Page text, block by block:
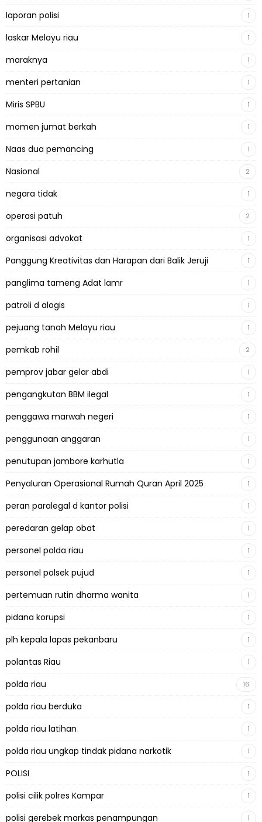
laporan polisi 1
laskar Melayu riau 1
maraknya 1
menteri pertanian 1
Miris SPBU 1
momen jumat berkah 1
Naas dua pemancing 1
Nasional 2
negara tidak 1
operasi patuh 2
organisasi advokat 1
Panggung Kreativitas dan Harapan dari Balik Jeruji 1
panglima tameng Adat lamr 1
patroli d alogis 1
pejuang tanah Melayu riau 1
pemkab rohil 2
pemprov jabar gelar abdi 1
pengangkutan BBM ilegal 1
penggawa marwah negeri 1
penggunaan anggaran 1
penutupan jambore karhutla 1
Penyaluran Operasional Rumah Quran April 2025 1
peran paralegal d kantor polisi 1
peredaran gelap obat 1
personel polda riau 1
personel polsek pujud 1
pertemuan rutin dharma wanita 1
pidana korupsi 1
plh kepala lapas pekanbaru 1
polantas Riau 1
polda riau 16
polda riau berduka 1
polda riau latihan 1
polda riau ungkap tindak pidana narkotik 1
POLISI 1
polisi cilik polres Kampar 1
polisi gerebek markas penampungan 1